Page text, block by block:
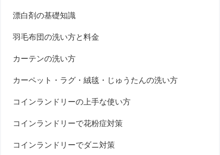
漂白剤の基礎知識
羽毛布団の洗い方と料金
カーテンの洗い方
カーペット・ラグ・絨毯・じゅうたんの洗い方
コインランドリーの上手な使い方
コインランドリーで花粉症対策
コインランドリーでダニ対策